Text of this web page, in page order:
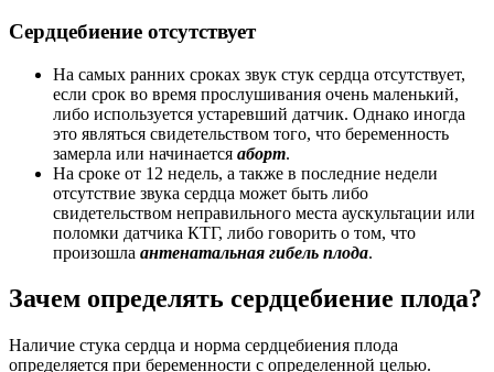
Сердцебиение отсутствует
На самых ранних сроках звук стук сердца отсутствует,
если срок во время прослушивания очень маленький,
либо используется устаревший датчик. Однако иногда
это являться свидетельством того, что беременность
замерла или начинается аборт.
На сроке от 12 недель, а также в последние недели
отсутствие звука сердца может быть либо
свидетельством неправильного места аускультации или
поломки датчика КТГ, либо говорить о том, что
произошла антенатальная гибель плода.
Зачем определять сердцебиение плода?
Наличие стука сердца и норма сердцебиения плода
определяется при беременности с определенной целью.